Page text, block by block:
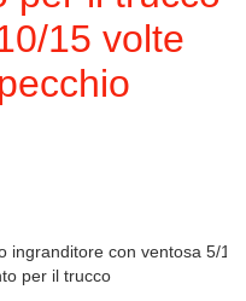
15 volte
ingranditore con ventosa 5/
per il trucco